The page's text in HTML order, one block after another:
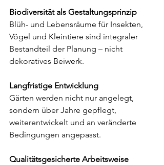
Biodiversität als Gestaltungsprinzip
Blüh- und Lebensräume für Insekten,
Vögel und Kleintiere sind integraler
Bestandteil der Planung – nicht
dekoratives Beiwerk.
Langfristige Entwicklung
Gärten werden nicht nur angelegt,
sondern über Jahre gepflegt,
weiterentwickelt und an veränderte
Bedingungen angepasst.
Qualitätsgesicherte Arbeitsweise